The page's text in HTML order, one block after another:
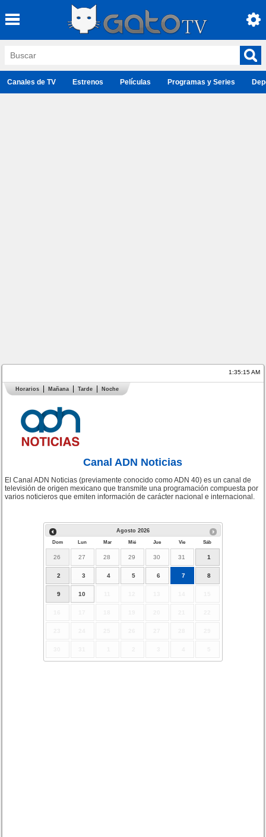
Canales de TV Estrenos Películas Programas y Series
1:35:15 AM
Horarios Mañana Tarde Noche
Canal ADN Noticias
El Canal ADN Noticias (previamente conocido como ADN 40) es un canal de
televisión de origen mexicano que transmite una programación compuesta por
varios noticieros que emiten información de carácter nacional e internacional.
Agosto 2026
Dom Lun Mar Mié Jue Vie Sáb
26 27 28 29 30 31 1
2 3 4 5 6 7 8
9 10